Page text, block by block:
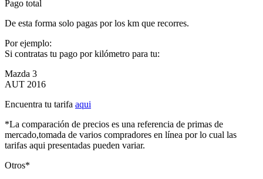
Pago total
De esta forma solo pagas por los km que recorres.
Por ejemplo:
Si contratas tu pago por kilómetro para tu:
Mazda 3
AUT 2016
Encuentra tu tarifa aqui
*La comparación de precios es una referencia de primas de
mercado,tomada de varios compradores en línea por lo cual las
tarifas aqui presentadas pueden variar.
Otros*